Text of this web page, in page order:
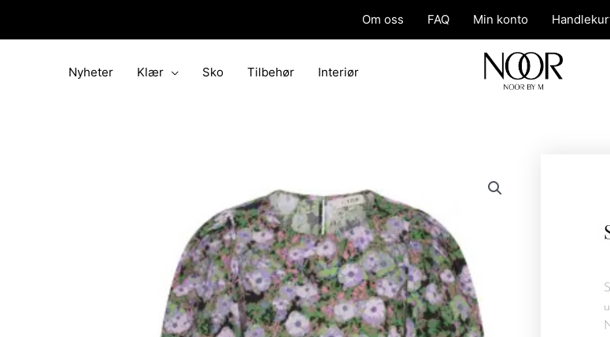
Om oss FAQ Min konto
Nyheter Klær Sko Tilbehør Interiør